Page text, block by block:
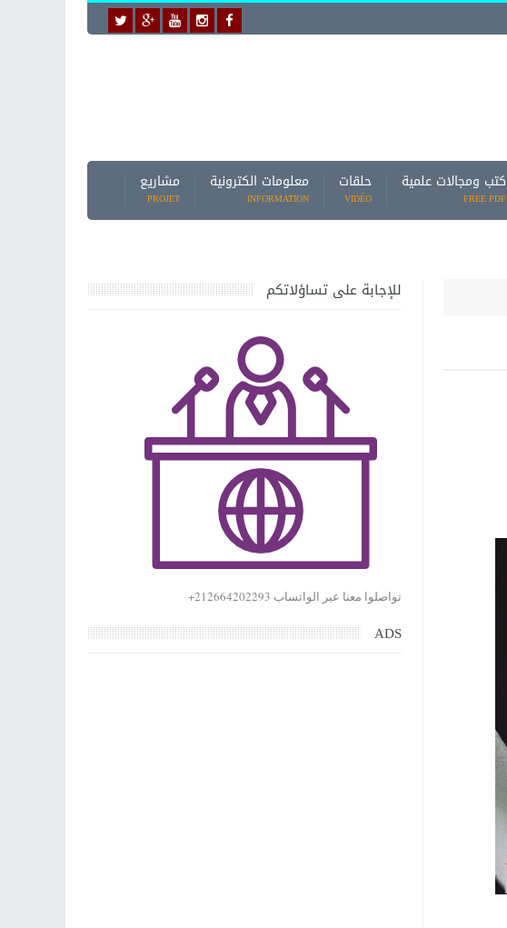
كتب ومجالات علمية
FREE PDF
حلقات
VIDÉO
معلومات الكترونية
INFORMATION
مشاريع
PROJET
للإجابة على تساؤلاتكم
تواصلوا معنا عبر الواتساب 212664202293+
ADS